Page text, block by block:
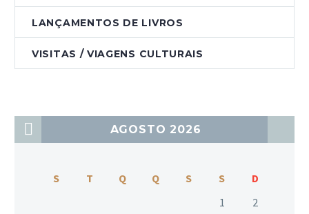
LANÇAMENTOS DE LIVROS
VISITAS / VIAGENS CULTURAIS
AGOSTO 2026
S T Q Q S S
D
1
2